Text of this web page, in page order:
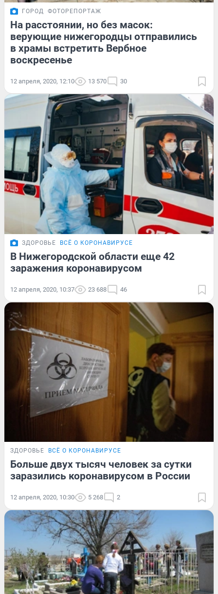
ГОРОД ФОТОРЕПОРТАЖ
На расстоянии, но без масок:
верующие нижегородцы отправились
в храмы встретить Вербное
воскресенье
12 апреля, 2020, 12:10 13 570 30
ЗДОРОВЬЕ ВСЁ О КОРОНАВИРУСЕ
В Нижегородской области еще 42
заражения коронавирусом
12 апреля, 2020, 10:37 23 688 46
ЗДОРОВЬЕ ВСЁ О КОРОНАВИРУСЕ
Больше двух тысяч человек за сутки
заразились коронавирусом в России
12 апреля, 2020, 10:30 5 268 2